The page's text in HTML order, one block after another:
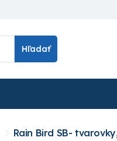
Hľadať
Rain Bird SB-